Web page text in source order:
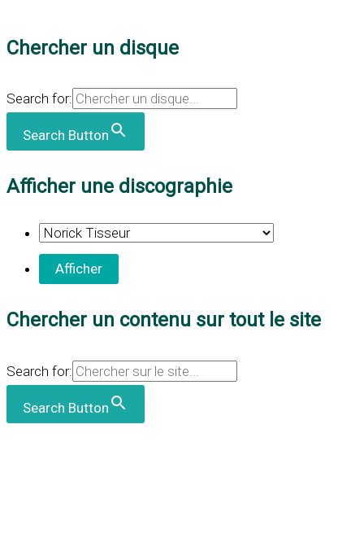
Chercher un disque
Search for:
Search Button
Afficher une discographie
Chercher un contenu sur tout le site
Search for:
Search Button